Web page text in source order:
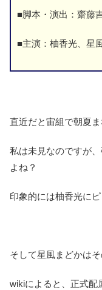
■脚本・演出：齋藤
■主演：柚香光、星
直近だと宙組で朝夏
私は未見なのですが
よね？
印象的には柚香光に
そして星風まどかは
wikiによると、正式配